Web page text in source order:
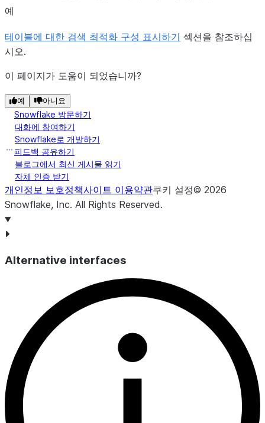
예
테이블에 대한 검색 최적화 구성 표시하기 섹션을 참조하십
시오.
이 페이지가 도움이 되었습니까?
예 아니요
Snowflake 방문하기
대화에 참여하기
Snowflake로 개발하기
피드백 공유하기
블로그에서 최신 게시물 읽기
자체 인증 받기
개인정보 보호정책사이트 이용약관쿠키 설정© 2026
Snowflake, Inc. All Rights Reserved.
Alternative interfaces